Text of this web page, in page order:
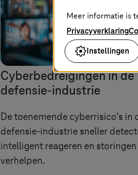
Door AI gegenereerde
Cyberbedreigingen in de
defensie-industrie
De toenemende cyberrisico's in
defensie-industrie sneller
intelligent reageren en
verhelpen.
Meer informatie is
Privacyverklaring
Instellingen